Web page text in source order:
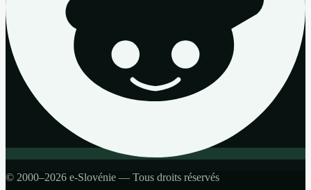
© 2000–2026 e-Slovénie — Tous droits réservés